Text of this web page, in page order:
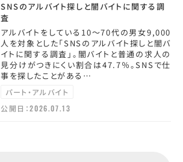
SNSのアルバイト探しと闇バイトに関する調
査
アルバイトをしている10～70代の男女9,000
人を対象とした「SNSのアルバイト探しと闇バ
イトに関する調査」。闇バイトと普通の求人の
見分けがつきにくい割合は47.7％。SNSで仕
事を探したことがある…
パート・アルバイト
公開日：2026.07.13